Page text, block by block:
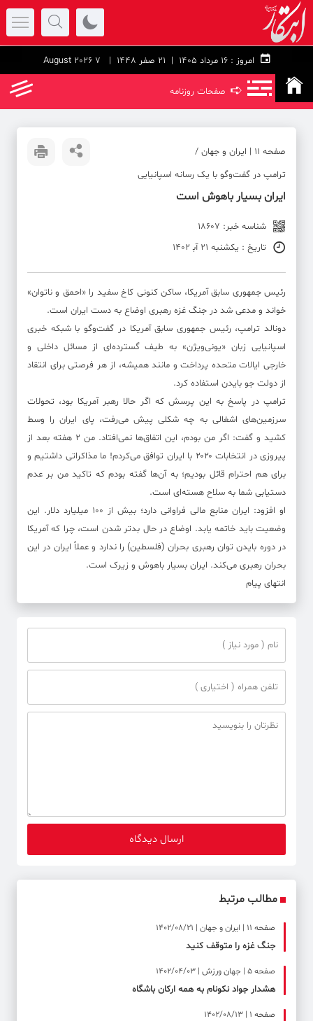
امروز : ۱۶ مرداد ۱۴۰۵ | 21 صفر 1448 | 7 August 2026
➪ صفحات روزنامه
صفحه ۱۱ | ایران و جهان /
ترامپ در گفت‌و‌گو با یک رسانه اسپانیایی
ایران بسیار باهوش است
شناسه خبر: 18607
تاریخ : یکشنبه 21 آب‍ 1402
رئیس‌ جمهوری سابق آمریکا، ساکن کنونی کاخ سفید را «احمق و ناتوان»
خواند و مدعی شد در جنگ غزه رهبری اوضاع به دست ایران است.
دونالد ترامپ، رئیس‌ جمهوری سابق آمریکا در گفت‌وگو با شبکه خبری
اسپانیایی زبان «یونی‌ویژن» به طیف گسترده‌ای از مسائل داخلی و
خارجی ایالات متحده پرداخت و مانند همیشه، از هر فرصتی برای انتقاد
از دولت جو بایدن استفاده کرد.
ترامپ در پاسخ به این پرسش که اگر حالا رهبر آمریکا بود، تحولات
سرزمین‌های اشغالی به چه شکلی پیش می‌رفت، پای ایران را وسط
کشید و گفت: اگر من بودم، این اتفاق‌ها نمی‌افتاد. من ۲ هفته بعد از
پیروزی در انتخابات ۲۰۲۰ با ایران توافق می‌کردم! ما مذاکراتی داشتیم و
برای هم احترام قائل بودیم؛ به آن‌ها گفته‌ بودم که تاکید من بر عدم
دستیابی شما به سلاح هسته‌ای است.
او افزود: ایران منابع مالی فراوانی دارد؛ بیش از ۱۰۰ میلیارد دلار. این
وضعیت باید خاتمه یابد. اوضاع در حال بدتر شدن است، چرا که آمریکا
در دوره بایدن توان رهبری بحران (فلسطین) را ندارد و عملاً ایران در این
بحران رهبری می‌کند. ایران بسیار باهوش و زیرک است.
انتهای پیام
مطالب مرتبط
صفحه ۱۱ | ایران و جهان | 1402/08/21
جنگ غزه را متوقف کنید
صفحه ۵ | جهان ورزش | 1402/04/03
هشدار جواد نکونام به همه ارکان باشگاه
صفحه ۱ | 1402/08/13